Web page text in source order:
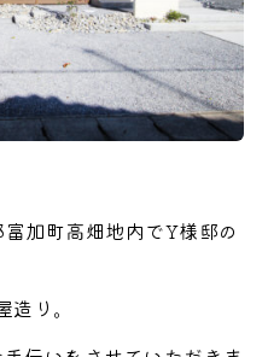
加町高畑地内でY様邸の
り。